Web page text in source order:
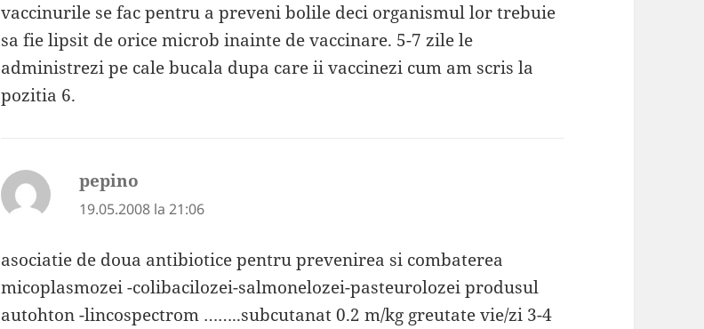
vaccinurile se fac pentru a preveni bolile deci organismul lor trebuie
sa fie lipsit de orice microb inainte de vaccinare. 5-7 zile le
administrezi pe cale bucala dupa care ii vaccinezi cum am scris la
pozitia 6.
pepino
19.05.2008 la 21:06
asociatie de doua antibiotice pentru prevenirea si combaterea
micoplasmozei -colibacilozei-salmonelozei-pasteurolozei produsul
autohton -lincospectrom ……..subcutanat 0.2 m/kg greutate vie/zi 3-4